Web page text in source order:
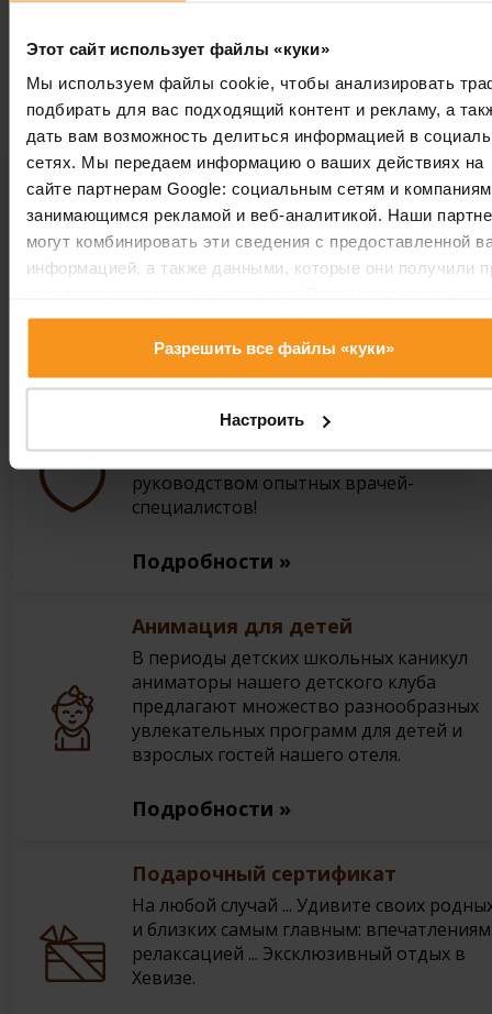
Этот сайт использует файлы «куки»
Мы используем файлы cookie, чтобы анализировать
подбирать для вас подходящий контент и рекламу, а
дать вам возможность делиться информацией в
сетях. Мы передаем информацию о ваших действиях на
сайте партнерам Google: социальным сетям и
занимающимся рекламой и веб-аналитикой. Наши
могут комбинировать эти сведения с предоставленной
информацией, а также данными, которые они получили
наш сайт, вы соглашаетесь на использование нами куки-
Разрешить все файлы «куки»
Настроить
Перейти к новостям
Бассейны и сауны
Любителей спа и велнеса ожидают
бассейны отеля общей водной
поверхностью почти 270 м2 Познайте
Подробности »
Открылся новый многофункциональный
лазерный центр Vitalium Laser Centre
руководством опытных врачей-
специалистов!
Подробности »
Анимация для детей
В периоды детских школьных каникул
аниматоры нашего детского клуба
предлагают множество разнообразных
увлекательных программ для детей и
взрослых гостей нашего отеля.
Подробности »
Подарочный сертификат
На любой случай ... Удивите своих
и близких самым главным:
релаксацией ... Эксклюзивный отдых в
Хевизе.